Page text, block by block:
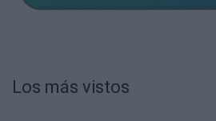
Los más vistos